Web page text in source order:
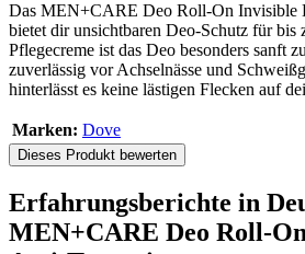
Das MEN+CARE Deo Roll-On Invisible
bietet dir unsichtbaren Deo-Schutz für bis
Pflegecreme ist das Deo besonders sanft
zuverlässig vor Achselnässe und
hinterlässt es keine lästigen Flecken auf
Marken: Dove
Dieses Produkt bewerten
Erfahrungsberichte in
MEN+CARE Deo Roll-